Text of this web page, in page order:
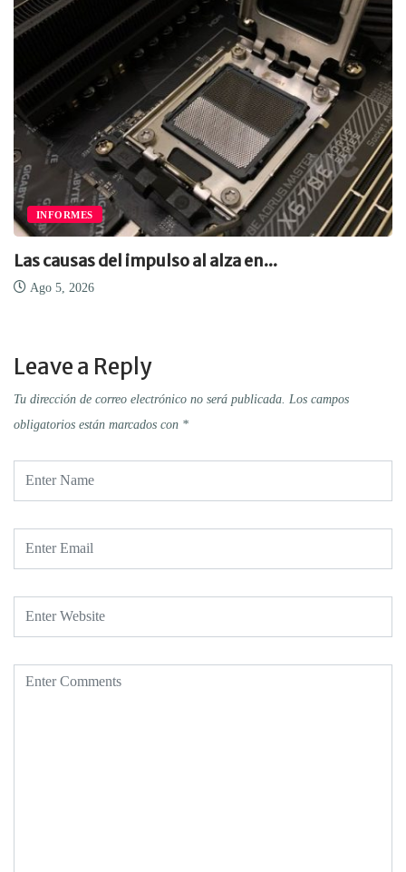
INFORMES
Las causas del impulso al alza en...
Ago 5, 2026
Leave a Reply
Tu dirección de correo electrónico no será publicada. Los campos
obligatorios están marcados con *